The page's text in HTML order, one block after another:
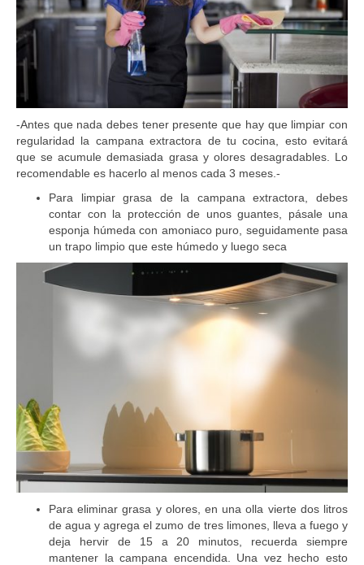
-Antes que nada debes tener presente que hay que limpiar con
regularidad la campana extractora de tu cocina, esto evitará
que se acumule demasiada grasa y olores desagradables. Lo
recomendable es hacerlo al menos cada 3 meses.-
Para limpiar grasa de la campana extractora, debes
contar con la protección de unos guantes, pásale una
esponja húmeda con amoniaco puro, seguidamente pasa
un trapo limpio que este húmedo y luego seca
Para eliminar grasa y olores, en una olla vierte dos litros
de agua y agrega el zumo de tres limones, lleva a fuego y
deja hervir de 15 a 20 minutos, recuerda siempre
mantener la campana encendida. Una vez hecho esto